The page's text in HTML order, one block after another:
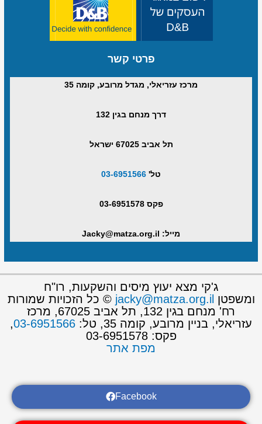
פרטי קשר
מרכז עזריאלי, מגדל מרובע, קומה 35
דרך מנחם בגין 132
תל אביב 67025 ישראל
טל' 03-6951566
פקס 03-6951578
מייל: Jacky@matza.org.il
ג'קי מצא יעוץ מיסים והשקעות, רו"ח
ומשפטן jacky@matza.org.il © כל הזכויות שמורות
רח' מנחם בגין 132, תל אביב 67025, מרכז
עזריאלי, בניין מרובע, קומה 35, טל:
03-6951566
,
פקס: 03-6951578
מפת אתר
Facebook